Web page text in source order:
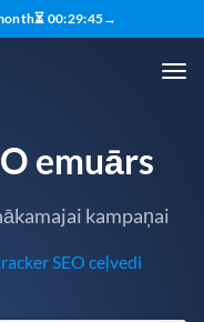
⏳ 00:29:43→
emuārs
kampaņai
SEO ceļvedi